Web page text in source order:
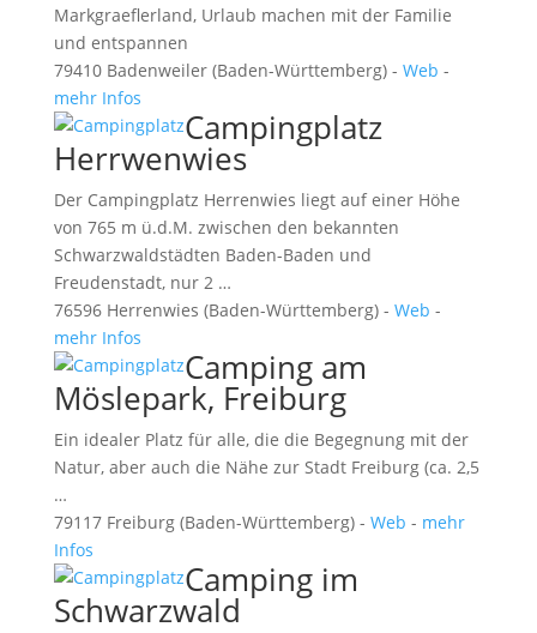
Markgraeflerland, Urlaub machen mit der Familie
und entspannen
79410 Badenweiler (Baden-Württemberg) - Web -
mehr Infos
Campingplatz
Herrwenwies
Der Campingplatz Herrenwies liegt auf einer Höhe
von 765 m ü.d.M. zwischen den bekannten
Schwarzwaldstädten Baden-Baden und
Freudenstadt, nur 2 …
76596 Herrenwies (Baden-Württemberg) - Web -
mehr Infos
Camping am
Möslepark, Freiburg
Ein idealer Platz für alle, die die Begegnung mit der
Natur, aber auch die Nähe zur Stadt Freiburg (ca. 2,5
…
79117 Freiburg (Baden-Württemberg) - Web - mehr
Infos
Camping im
Schwarzwald